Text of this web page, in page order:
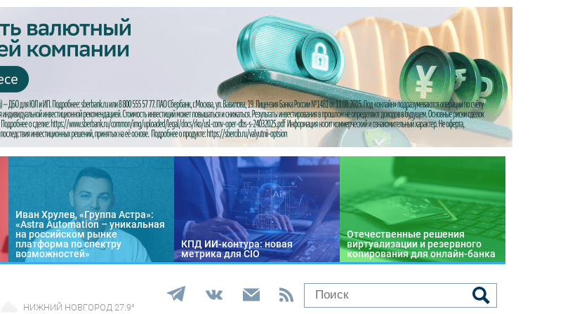
Иван Хрулев, «Группа Астра»:
«Astra Automation – уникальная
на российском рынке
платформа по спектру
возможностей»
КПД ИИ-контура: новая
метрика для CIO
Отечественные решения
виртуализации и резервного
копирования для онлайн-банка
НИЖНИЙ НОВГОРОД 27.9°